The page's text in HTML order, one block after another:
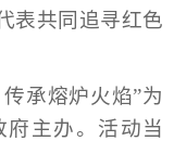
表共同追寻红色
承熔炉火焰”为
主办。活动当